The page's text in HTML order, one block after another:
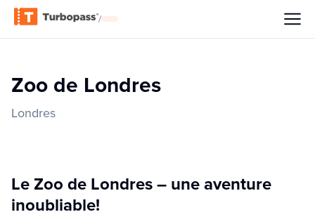
/
Zoo de Londres
Londres
Le Zoo de Londres – une aventure
inoubliable!